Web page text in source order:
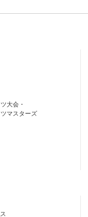
大会・
マスターズ